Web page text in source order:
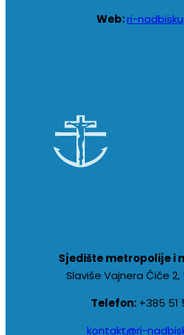
Web:ri-
Sjedište metropolije i
Slaviše Vajnera Čiče 2,
Telefon:+385 51
kontakt@ri-